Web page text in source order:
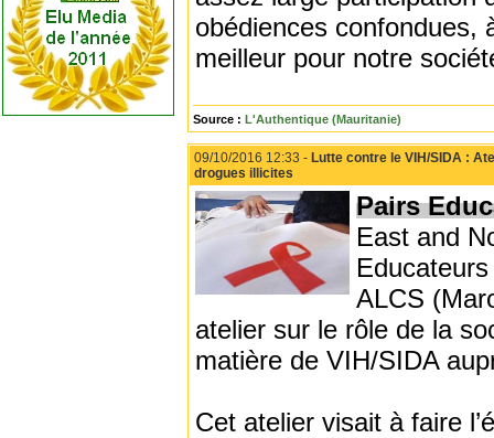
obédiences confondues,
meilleur pour notre
Source : L'Authentique (Mauritanie)
09/10/2016 12:33 - Lutte contre le VIH/SIDA :
drogues illicites
Pairs
East and
ALCS
atelier sur le rôle de la
matière de VIH/SIDA
Cet atelier visait à faire